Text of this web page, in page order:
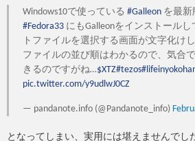
Windows10で使っている #Galleon を最新
#Fedora33 にもGalleonをインストール
トファイルを選択する画面が文字化け
ファイルの並び順はわかるので、気合
きるのですがね…$XTZ#tezos
pic.twitter.com/y9udlwJ0CZ
— pandanote.info (@Pandanote_info)
となってしまい、実用には堪えませんでし